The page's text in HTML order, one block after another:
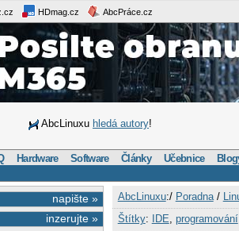
HDmag.cz AbcPráce.cz
AbcLinuxu hledá autory!
Hardware Software Články Učebnice
napište »
inzerujte »
AbcLinuxu:/ Poradna/
Štítky: IDE programování